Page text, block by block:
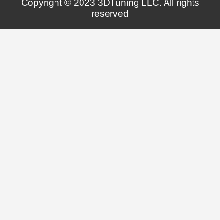
Copyright © 2023 3DTuning LLC. All rights
reserved